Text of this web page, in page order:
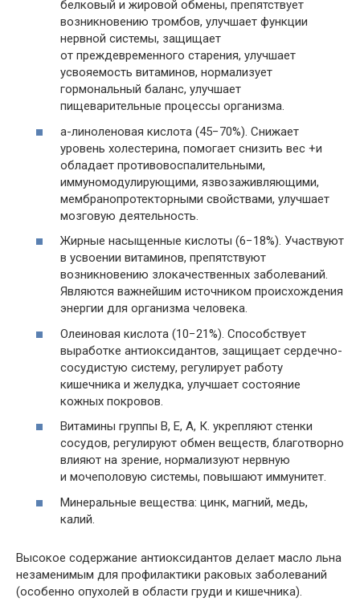
белковый и жировой обмены, препятствует
возникновению тромбов, улучшает функции
нервной системы, защищает
от преждевременного старения, улучшает
усвояемость витаминов, нормализует
гормональный баланс, улучшает
пищеварительные процессы организма.
a-линоленовая кислота (45−70%). Снижает
уровень холестерина, помогает снизить вес +и
обладает противовоспалительными,
иммуномодулирующими, язвозаживляющими,
мембранопротекторными свойствами, улучшает
мозговую деятельность.
Жирные насыщенные кислоты (6−18%). Участвуют
в усвоении витаминов, препятствуют
возникновению злокачественных заболеваний.
Являются важнейшим источником происхождения
энергии для организма человека.
Олеиновая кислота (10−21%). Способствует
выработке антиоксидантов, защищает сердечно-
сосудистую систему, регулирует работу
кишечника и желудка, улучшает состояние
кожных покровов.
Витамины группы В, Е, А, К. укрепляют стенки
сосудов, регулируют обмен веществ, благотворно
влияют на зрение, нормализуют нервную
и мочеполовую системы, повышают иммунитет.
Минеральные вещества: цинк, магний, медь,
калий.
Высокое содержание антиоксидантов делает масло льна
незаменимым для профилактики раковых заболеваний
(особенно опухолей в области груди и кишечника).